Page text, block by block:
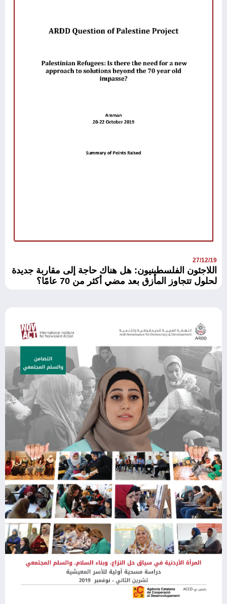
27/12/19
اللاجئون الفلسطينيون: هل هناك حاجة إلى مقاربة جديدة
لحلول تتجاوز المأزق بعد مضي أكثر من 70 عامًا؟